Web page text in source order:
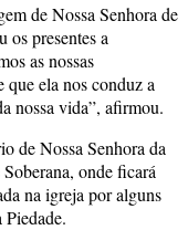
de Nossa Senhora de
presentes a
as nossas
que ela nos conduz a
nossa vida”, afirmou.
de Nossa Senhora da
onde ficará
na igreja por alguns